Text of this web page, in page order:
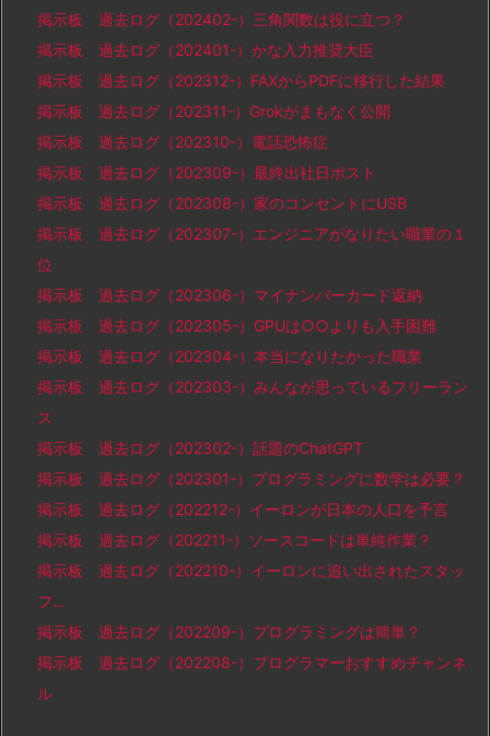
掲示板 過去ログ（202402-）三角関数は役に立つ？
掲示板 過去ログ（202401-）かな入力推奨大臣
掲示板 過去ログ（202312-）FAXからPDFに移行した結果
掲示板 過去ログ（202311-）Grokがまもなく公開
掲示板 過去ログ（202310-）電話恐怖症
掲示板 過去ログ（202309-）最終出社日ポスト
掲示板 過去ログ（202308-）家のコンセントにUSB
掲示板 過去ログ（202307-）エンジニアがなりたい職業の１
位
掲示板 過去ログ（202306-）マイナンバーカード返納
掲示板 過去ログ（202305-）GPUは○○よりも入手困難
掲示板 過去ログ（202304-）本当になりたかった職業
掲示板 過去ログ（202303-）みんなが思っているフリーラン
ス
掲示板 過去ログ（202302-）話題のChatGPT
掲示板 過去ログ（202301-）プログラミングに数学は必要？
掲示板 過去ログ（202212-）イーロンが日本の人口を予言
掲示板 過去ログ（202211-）ソースコードは単純作業？
掲示板 過去ログ（202210-）イーロンに追い出されたスタッ
フ…
掲示板 過去ログ（202209-）プログラミングは簡単？
掲示板 過去ログ（202208-）プログラマーおすすめチャンネ
ル